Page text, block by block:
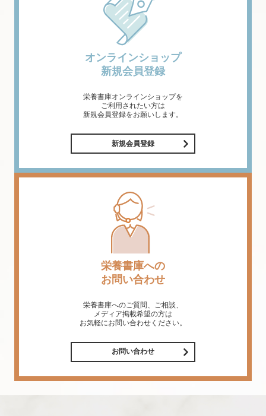
オンラインショップ
新規会員登録
栄養書庫オンラインショップを
ご利用されたい方は
新規会員登録をお願いします。
新規会員登録
栄養書庫への
お問い合わせ
栄養書庫へのご質問、ご相談、
メディア掲載希望の方は
お気軽にお問い合わせください。
お問い合わせ